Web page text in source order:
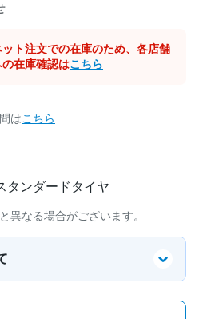
ット注文での在庫のため、各店舗
の在庫確認はこちら
はこちら
タンダードタイヤ
異なる場合がございます。